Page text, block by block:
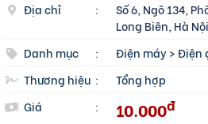
Địa chỉ
:
Số 6, Ngõ 134,
Long Biên, Hà Nội
Danh mục
: Điện máy>Điện
Thương hiệu :
Tổng hợp
Giá
: 10.000đ